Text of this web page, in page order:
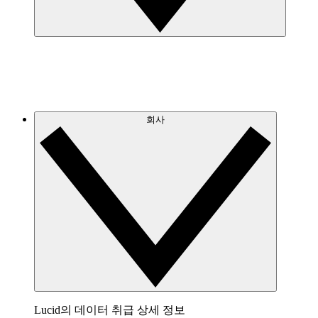
회사
Lucid의 데이터 취급 상세 정보